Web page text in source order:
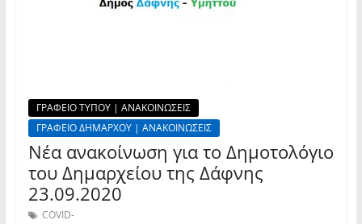
ΓΡΑΦΕΙΟ ΤΥΠΟΥ | ΑΝΑΚΟΙΝΩΣΕΙΣ
ΓΡΑΦΕΙΟ ΔΗΜΑΡΧΟΥ | ΑΝΑΚΟΙΝΩΣΕΙΣ
Νέα ανακοίνωση για το Δημοτολόγιο
του Δημαρχείου της Δάφνης
23.09.2020
COVID-